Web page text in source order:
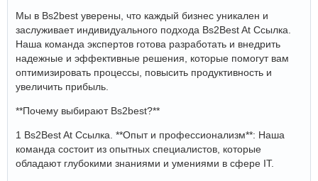
Мы в Bs2best уверены, что каждый бизнес уникален и
заслуживает индивидуального подхода Bs2Best At Ссылка.
Наша команда экспертов готова разработать и внедрить
надежные и эффективные решения, которые помогут вам
оптимизировать процессы, повысить продуктивность и
увеличить прибыль.
**Почему выбирают Bs2best?**
1 Bs2Best At Ссылка. **Опыт и профессионализм**: Наша
команда состоит из опытных специалистов, которые
обладают глубокими знаниями и умениями в сфере IT.